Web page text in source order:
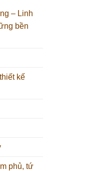
– Linh
bền
kế
phủ, tứ